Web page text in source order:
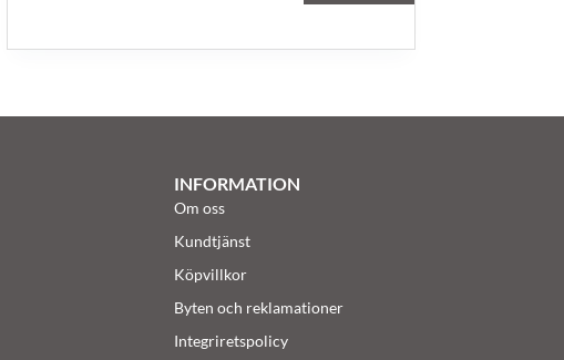
INFORMATION
Om oss
Kundtjänst
Köpvillkor
Byten och reklamationer
Integriretspolicy